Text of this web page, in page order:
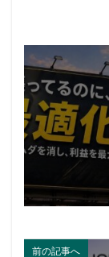
前の記事へ